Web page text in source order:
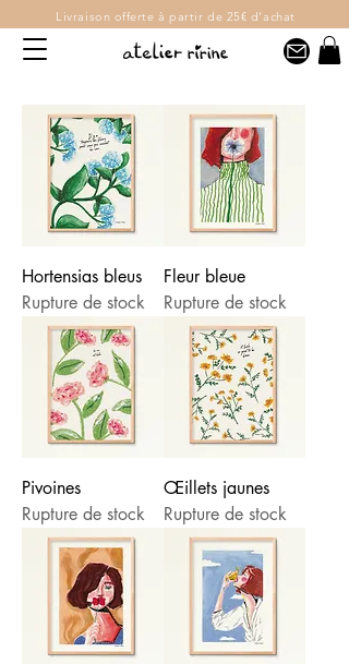
Livraison offerte à partir de 25€ d'achat
Hortensias bleus
Rupture de stock
Fleur bleue
Rupture de stock
Pivoines
Rupture de stock
Œillets jaunes
Rupture de stock